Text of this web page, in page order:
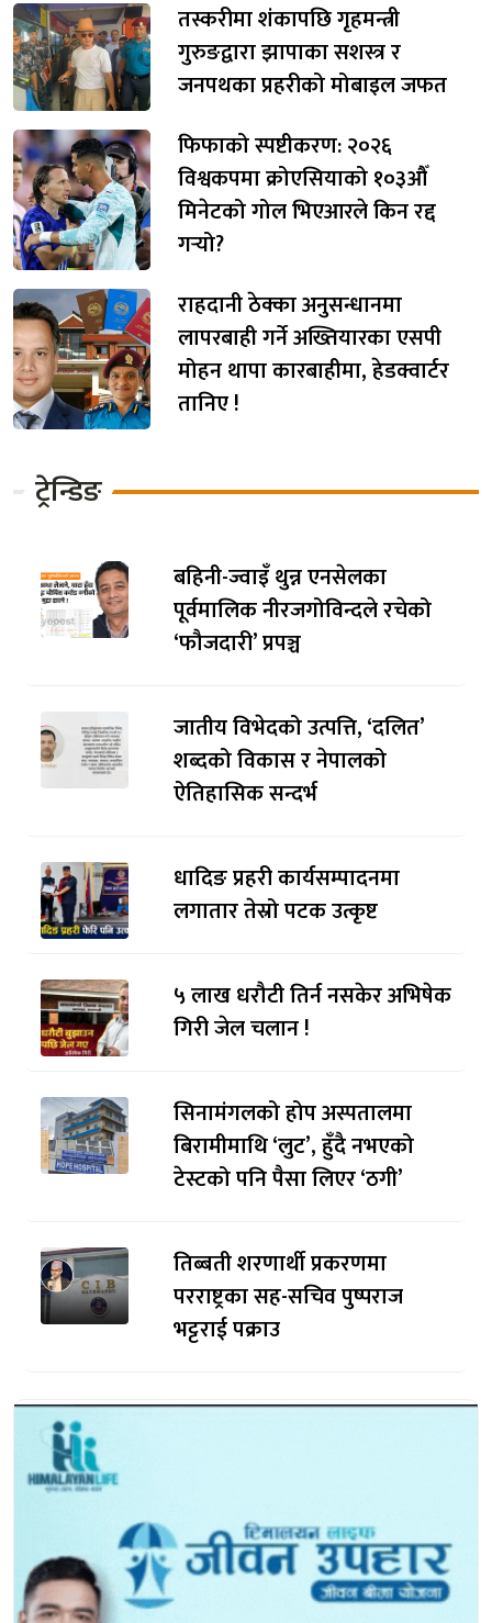
तस्करीमा शंकापछि गृहमन्त्री
गुरुङद्वारा झापाका सशस्त्र र
जनपथका प्रहरीको मोबाइल जफत
फिफाको स्पष्टीकरण: २०२६
विश्वकपमा क्रोएसियाको १०३औँ
मिनेटको गोल भिएआरले किन रद्द
गर्‍यो?
राहदानी ठेक्का अनुसन्धानमा
लापरबाही गर्ने अख्तियारका एसपी
मोहन थापा कारबाहीमा, हेडक्वार्टर
तानिए !
ट्रेन्डिङ
बहिनी-ज्वाइँ थुन्न एनसेलका
पूर्वमालिक नीरजगोविन्दले रचेको
‘फौजदारी’ प्रपञ्च
जातीय विभेदको उत्पत्ति, ‘दलित’
शब्दको विकास र नेपालको
ऐतिहासिक सन्दर्भ
धादिङ प्रहरी कार्यसम्पादनमा
लगातार तेस्रो पटक उत्कृष्ट
५ लाख धरौटी तिर्न नसकेर अभिषेक
गिरी जेल चलान !
सिनामंगलको होप अस्पतालमा
बिरामीमाथि ‘लुट’, हुँदै नभएको
टेस्टको पनि पैसा लिएर ‘ठगी’
तिब्बती शरणार्थी प्रकरणमा
परराष्ट्रका सह-सचिव पुष्पराज
भट्टराई पक्राउ